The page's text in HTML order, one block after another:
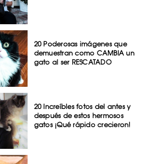
20 Poderosas imágenes que
demuestran como CAMBIA un
gato al ser RESCATADO
20 Increíbles fotos del antes y
después de estos hermosos
gatos ¡Qué rápido crecieron!